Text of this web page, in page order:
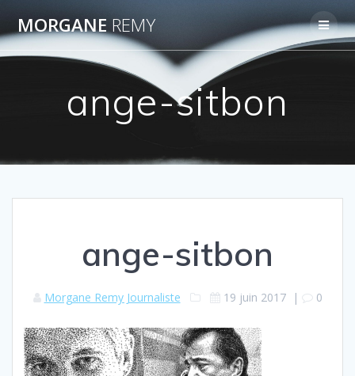
contenu
MORGANE REMY
ange-sitbon
ange-sitbon
Morgane Remy Journaliste 19 juin 2017| 0